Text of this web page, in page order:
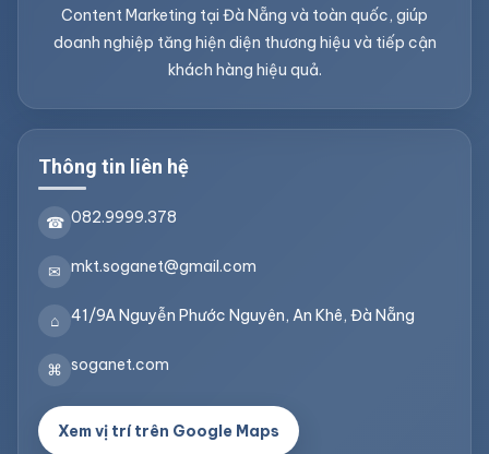
Content Marketing tại Đà Nẵng và toàn quốc, giúp
doanh nghiệp tăng hiện diện thương hiệu và tiếp cận
khách hàng hiệu quả.
Thông tin liên hệ
☎ 082.9999.378
✉ mkt.soganet@gmail.com
⌂ 41/9A Nguyễn Phước Nguyên, An Khê, Đà Nẵng
⌘ soganet.com
Xem vị trí trên Google Maps